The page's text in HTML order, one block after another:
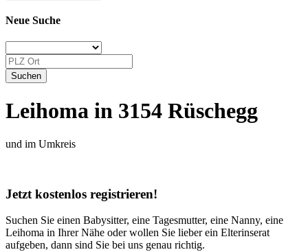
Neue Suche
Leihoma in 3154 Rüschegg
und im Umkreis
Jetzt kostenlos registrieren!
Suchen Sie einen Babysitter, eine Tagesmutter, eine Nanny, eine
Leihoma in Ihrer Nähe oder wollen Sie lieber ein Elterinserat
aufgeben, dann sind Sie bei uns genau richtig.